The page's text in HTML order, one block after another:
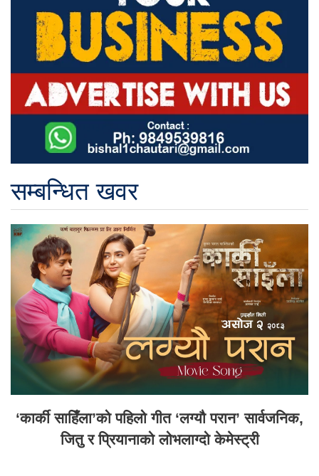
सम्बन्धित खवर
‘कार्की साहिँला’को पहिलो गीत ‘लग्यौ परान’ सार्वजनिक,
जितु र प्रियानाको लोभलाग्दो केमेस्ट्री